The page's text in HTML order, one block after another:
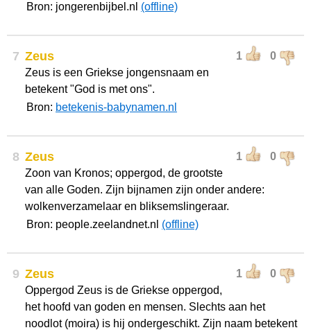
Bron: jongerenbijbel.nl (offline)
7 1 0
Zeus
Zeus is een Griekse jongensnaam en
betekent "God is met ons".
Bron: betekenis-babynamen.nl
8 1 0
Zeus
Zoon van Kronos; oppergod, de grootste
van alle Goden. Zijn bijnamen zijn onder andere:
wolkenverzamelaar en bliksemslingeraar.
Bron: people.zeelandnet.nl (offline)
9 1 0
Zeus
Oppergod Zeus is de Griekse oppergod,
het hoofd van goden en mensen. Slechts aan het
noodlot (moira) is hij ondergeschikt. Zijn naam betekent